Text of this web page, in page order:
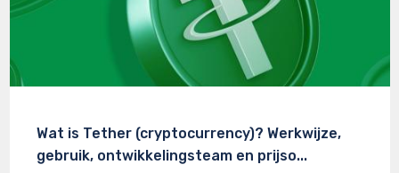
Wat is Tether (cryptocurrency)? Werkwijze,
gebruik, ontwikkelingsteam en prijso...